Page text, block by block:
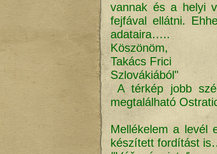
vannak és a helyi
fejfával ellátni.
adataira…..
Köszönöm,
Takács Frici
Szlovákiából"
A térkép jobb
megtalálható
Mellékelem a levél
készített fordítást